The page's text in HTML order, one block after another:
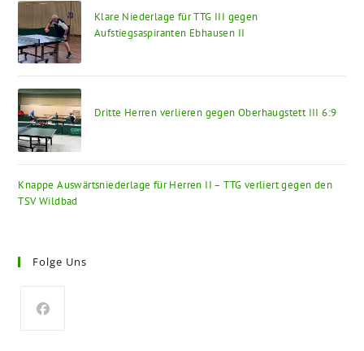
Klare Niederlage für TTG III gegen
Aufstiegsaspiranten Ebhausen II
Dritte Herren verlieren gegen Oberhaugstett III 6:9
Knappe Auswärtsniederlage für Herren II – TTG verliert gegen den
TSV Wildbad
Folge Uns